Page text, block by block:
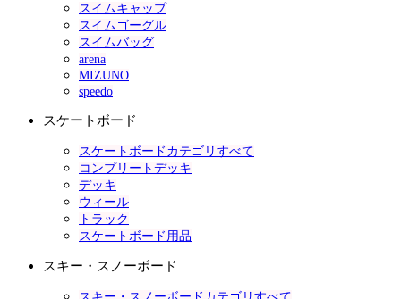
スイムキャップ
スイムゴーグル
スイムバッグ
arena
MIZUNO
speedo
スケートボード
スケートボードカテゴリすべて
コンプリートデッキ
デッキ
ウィール
トラック
スケートボード用品
スキー・スノーボード